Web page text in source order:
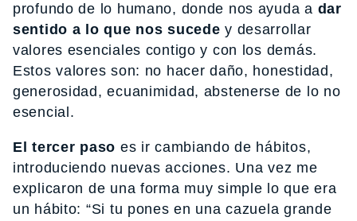
profundo de lo humano, donde nos ayuda a dar
sentido a lo que nos sucede y desarrollar
valores esenciales contigo y con los demás.
Estos valores son: no hacer daño, honestidad,
generosidad, ecuanimidad, abstenerse de lo no
esencial.
El tercer paso es ir cambiando de hábitos,
introduciendo nuevas acciones. Una vez me
explicaron de una forma muy simple lo que era
un hábito: “Si tu pones en una cazuela grande